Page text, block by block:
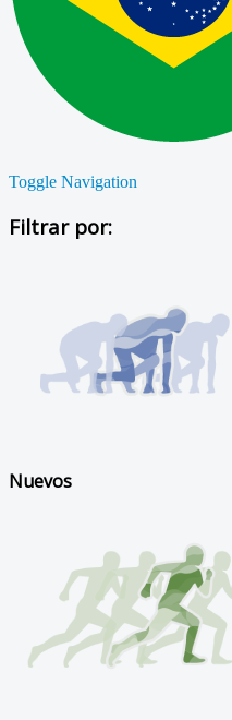
Toggle Navigation
Filtrar por:
Nuevos